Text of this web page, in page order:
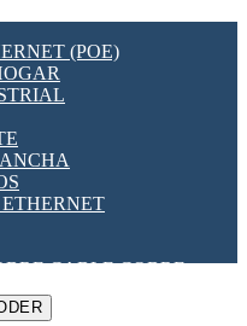
[VDF]
SSR
(POE)
CABLE COBRE